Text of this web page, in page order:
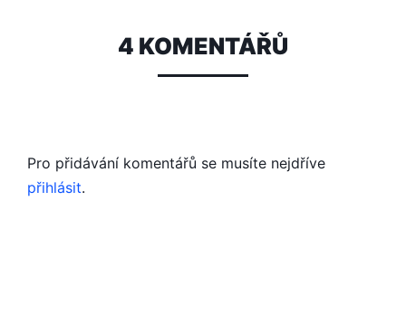
4 KOMENTÁŘŮ
Pro přidávání komentářů se musíte nejdříve
přihlásit.